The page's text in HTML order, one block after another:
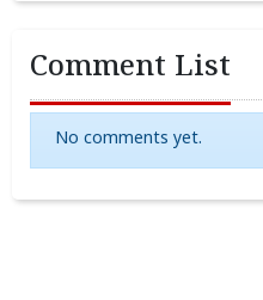
Comment List
No comments yet.